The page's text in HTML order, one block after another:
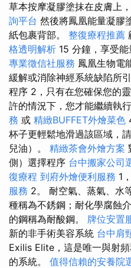
草本按摩凝膠塗抹在皮膚上
詢平台 然後將鳳凰能量凝膠
紙包裹背部。 整復療程推薦
格透明解析 15 分鐘，享受
專業徵信社服務 鳳凰生物電
緩解或消除神經系統缺陷所
程序 2，只有在您確保您的
許的情況下，您才能繼續執
務 或 精緻BUFFET外燴菜色
杯子更輕鬆地滑過該區域，
兒油）。 精緻茶會外燴方案
側）選擇程序 台中搬家公司
復療程 到府外燴便利服務 1
服務 2。 耐空氣、蒸氣、水
種稱為不銹鋼；耐化學腐蝕
的鋼稱為耐酸鋼。 牌位安置
新的非手術美容系統 台中肩
Exilis Elite，這是唯一與射
的系統。 值得信賴的安養院